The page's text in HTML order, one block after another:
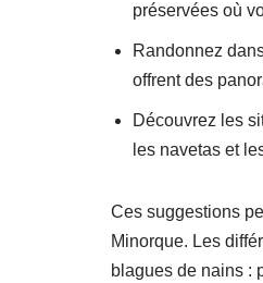
préservées où
Randonnez
offrent des
Découvrez les
les navetas et
Ces suggestions
Minorque. Les
blagues de nains :